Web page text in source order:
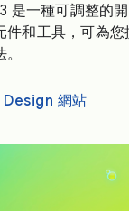
是一種可調整的
件和工具，可為您
網站